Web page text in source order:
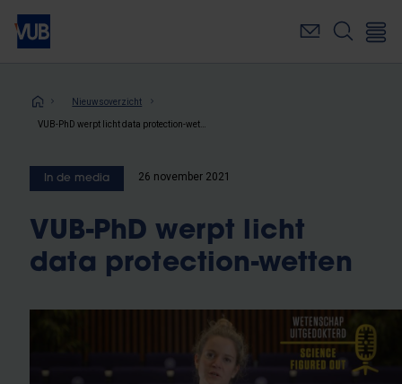
Overslaan
naar
inhoudKruimelpad
Nieuwsoverzicht
In de media 26 november 2021
VUB-PhD werpt licht
data protection-wetten